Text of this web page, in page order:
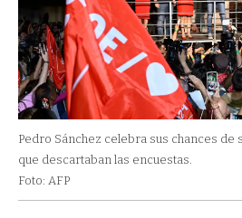
Pedro Sánchez celebra sus chances de
que descartaban las encuestas.
Foto: AFP